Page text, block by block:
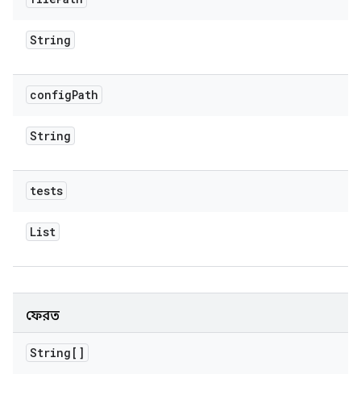
String
configPath
String
tests
List
ফেরত
String[]